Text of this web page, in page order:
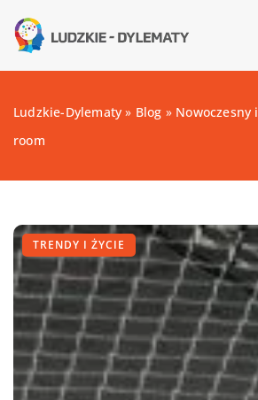
Ludzkie-Dylematy » Blog »
room
TRENDY I ŻYCIE